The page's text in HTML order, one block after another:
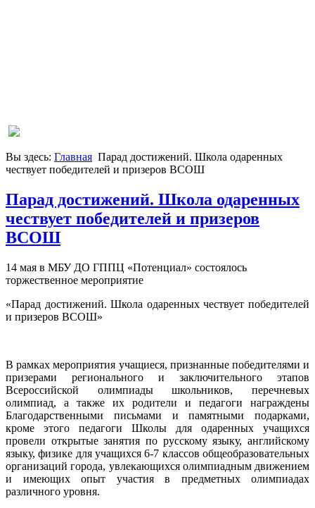
Вы здесь: Главная Парад достижений. Школа одаренных
чествует победителей и призеров ВСОШ
Парад достижений. Школа одаренных
чествует победителей и призеров
ВСОШ
14 мая в МБУ ДО ГППЦ «Потенциал» состоялось
торжественное мероприятие
«Парад достижений. Школа одаренных чествует победителей
и призеров ВСОШ»
В рамках мероприятия учащиеся, признанные победителями и
призерами регионального и заключительного этапов
Всероссийской олимпиады школьников, перечневых
олимпиад, а также их родители и педагоги награждены
Благодарственными письмами и памятными подарками,
кроме этого педагоги Школы для одаренных учащихся
провели открытые занятия по русскому языку, английскому
языку, физике для учащихся 6-7 классов общеобразовательных
организаций города, увлекающихся олимпиадным движением
и имеющих опыт участия в предметных олимпиадах
различного уровня.